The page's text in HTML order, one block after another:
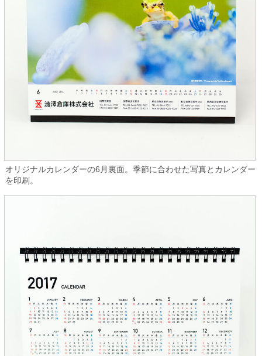
オリジナルカレンダーの6月裏面。季節に合わせた写真とカレンダー
を印刷。